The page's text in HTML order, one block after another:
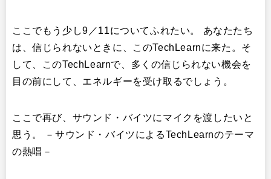
ここでもう少し9／11についてふれたい。 あなたたち
は、信じられないときに、このTechLearnに来た。そ
して、このTechLearnで、多くの信じられない機会を
目の前にして、エネルギーを受け取るでしょう。
ここで再び、サウンド・バイツにマイクを渡したいと
思う。 －サウンド・バイツによるTechLearnのテーマ
の熱唱－